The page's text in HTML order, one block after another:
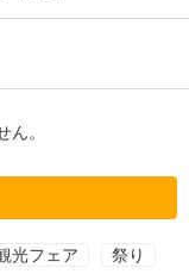
。
光フェア 祭り